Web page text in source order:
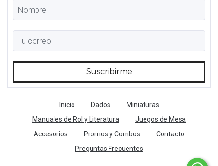
Inicio Dados
Miniaturas
Manuales de Rol y Literatura
Juegos de Mesa
Accesorios
Promos y Combos
Contacto
Preguntas Frecuentes